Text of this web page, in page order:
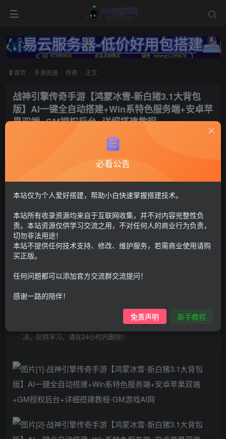
首页 手游资源 传奇 正文
战神引擎传奇手游【鸿蒙冰雪-新白猪3.1大背包
版】AI一键全自动搭建+Win系特色服务端+安卓苹
果双端+GM授权后台+详细搭建教程
战神传奇78
G币30 限时特惠
G币100
个人会员G币9.9 至尊会员 免费
购买前请先看完新手教程,未认真看完一切问题自行解决
点击查看
仅支持云服务器搭建，适用于小白快速搭建，只能确保安卓正
常进入游戏和后台使用，如有苹果请自测，游戏多少自带一些
bug，若后面因为bug或者其他原因导致游戏无法进入请自行解
决，仅供学习，请在24小时内删除！
付费资源
必看公告
本站仅为个人爱好搭建，帮助小白快速掌握搭建技术。
本站所有收录资源均来自于互联网收集，并不对内容完整性负
责。本站资源仅供学习交流之用，不对任何人的商业行为负责，
切勿非法用途！
本站不提供任何技术支持、修改、维护服务，若需商业使用请购
买正版。
任何问题都可以添加官方交流群交流提问！
感谢一路的陪伴！
免责声明 新手教程